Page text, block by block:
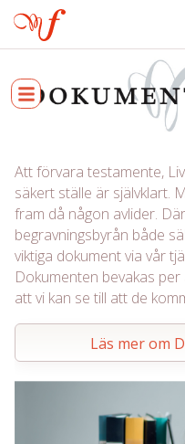
Att förvara testamente,
säkert ställe är självklart.
fram då någon avlider.
begravningsbyrån både
viktiga dokument via vår
Dokumenten bevakas
att vi kan se till att de
Läs mer om